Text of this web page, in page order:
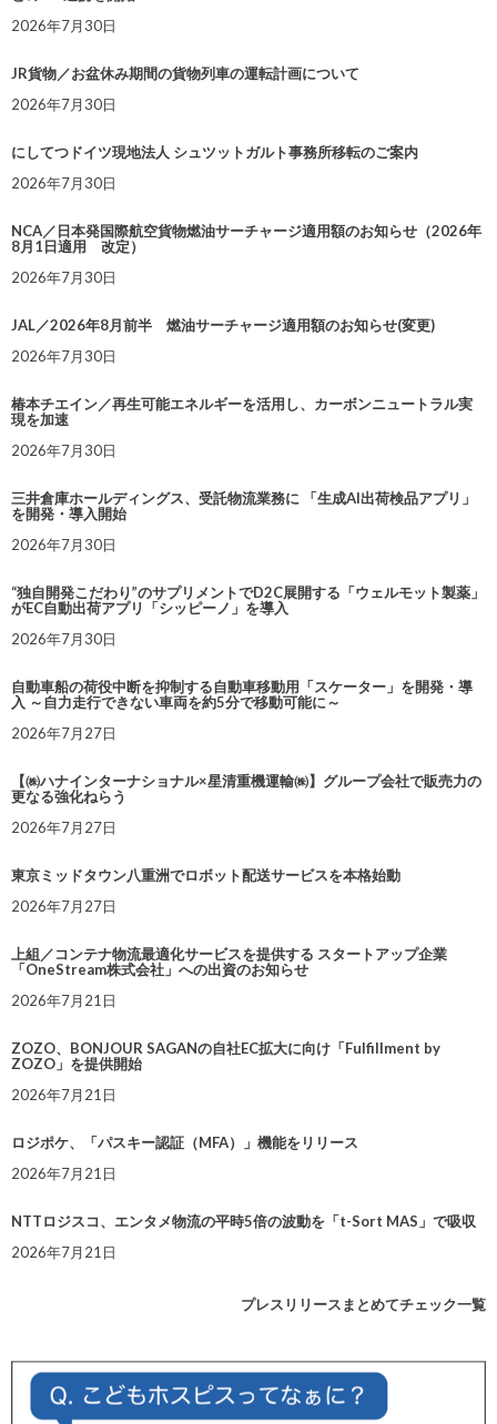
2026年7月30日
JR貨物／お盆休み期間の貨物列車の運転計画について
2026年7月30日
にしてつドイツ現地法人 シュツットガルト事務所移転のご案内
2026年7月30日
NCA／日本発国際航空貨物燃油サーチャージ適用額のお知らせ（2026年
8月1日適用 改定）
2026年7月30日
JAL／2026年8月前半 燃油サーチャージ適用額のお知らせ(変更)
2026年7月30日
椿本チエイン／再生可能エネルギーを活用し、カーボンニュートラル実
現を加速
2026年7月30日
三井倉庫ホールディングス、受託物流業務に 「生成AI出荷検品アプリ」
を開発・導入開始
2026年7月30日
“独自開発こだわり”のサプリメントでD2C展開する「ウェルモット製薬」
がEC自動出荷アプリ「シッピーノ」を導入
2026年7月30日
自動車船の荷役中断を抑制する自動車移動用「スケーター」を開発・導
入 ～自力走行できない車両を約5分で移動可能に～
2026年7月27日
【㈱ハナインターナショナル×星清重機運輸㈱】グループ会社で販売力の
更なる強化ねらう
2026年7月27日
東京ミッドタウン八重洲でロボット配送サービスを本格始動
2026年7月27日
上組／コンテナ物流最適化サービスを提供する スタートアップ企業
「OneStream株式会社」への出資のお知らせ
2026年7月21日
ZOZO、BONJOUR SAGANの自社EC拡大に向け「Fulfillment by
ZOZO」を提供開始
2026年7月21日
ロジポケ、「パスキー認証（MFA）」機能をリリース
2026年7月21日
NTTロジスコ、エンタメ物流の平時5倍の波動を「t-Sort MAS」で吸収
2026年7月21日
プレスリリースまとめてチェック一覧